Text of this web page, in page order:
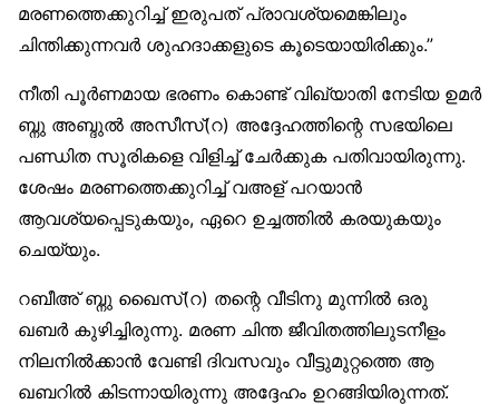
മരണത്തെക്കുറിച്ച് ഇരുപത് പ്രാവശ്യമെങ്കിലും
ചിന്തിക്കുന്നവര്‍ ശുഹദാക്കളുടെ കൂടെയായിരിക്കും.”
നീതി പൂര്‍ണമായ ഭരണം കൊണ്ട് വിഖ്യാതി നേടിയ ഉമര്‍
ബ്നു അബ്ദുല്‍ അസീസ്(റ) അദ്ദേഹത്തിന്റെ സഭയിലെ
പണ്ഡിത സൂരികളെ വിളിച്ച് ചേര്‍ക്കുക പതിവായിരുന്നു.
ശേഷം മരണത്തെക്കുറിച്ച് വഅള് പറയാന്‍
ആവശ്യപ്പെടുകയും, ഏറെ ഉച്ചത്തില്‍ കരയുകയും
ചെയ്യും.
റബീഅ് ബ്നു ഖൈസ്(റ) തന്റെ വീടിനു മുന്നില്‍ ഒരു
ഖബര്‍ കുഴിച്ചിരുന്നു. മരണ ചിന്ത ജീവിതത്തിലുടനീളം
നിലനില്‍ക്കാന്‍ വേണ്ടി ദിവസവും വീട്ടുമുറ്റത്തെ ആ
ഖബറില്‍ കിടന്നായിരുന്നു അദ്ദേഹം ഉറങ്ങിയിരുന്നത്.